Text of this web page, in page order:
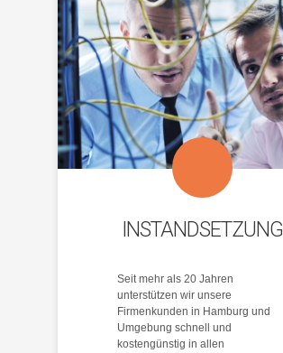
INSTANDSETZUNG
Seit mehr als 20 Jahren
unterstützen wir unsere
Firmenkunden in Hamburg und
Umgebung schnell und
kostengünstig in allen